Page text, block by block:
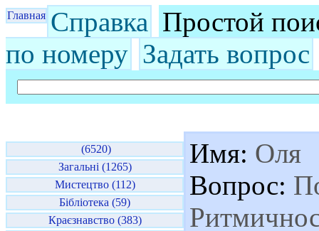
Главная Справка Простой
по номеру Задать вопрос
(6520)
Загальні (1265)
Мистецтво (112)
Бібліотека (59)
Краєзнавство (383)
Имя: Оля
Вопрос: